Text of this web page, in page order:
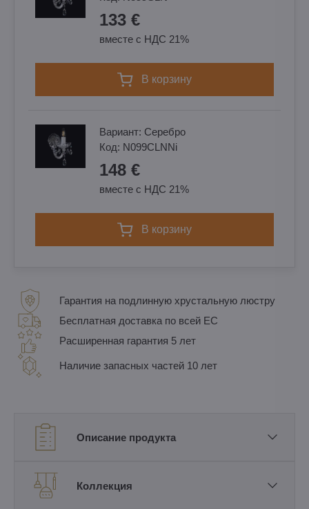
133 €
вместе с НДС 21%
в корзину
Вариант: Cеребро
Код: N099CLNNi
148 €
вместе с НДС 21%
в корзину
Гарантия на подлинную хрустальную люстру
Бесплатная доставка по всей ЕС
Расширенная гарантия 5 лет
Наличие запасных частей 10 лет
Описание продукта
Коллекция